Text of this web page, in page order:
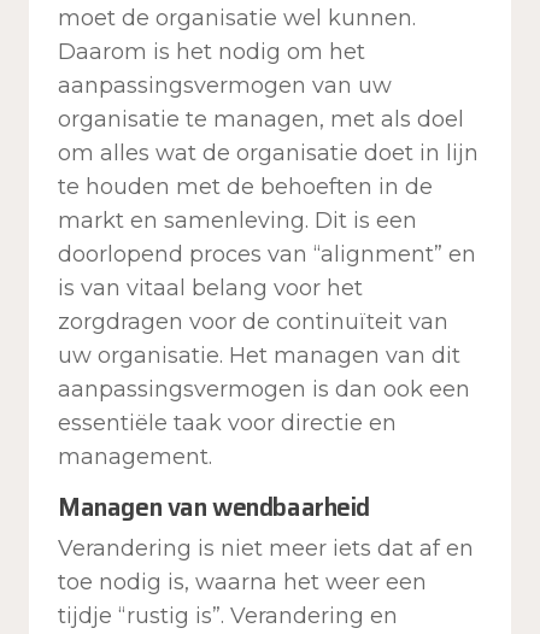
moet de organisatie wel kunnen.
Daarom is het nodig om het
aanpassingsvermogen van uw
organisatie te managen, met als doel
om alles wat de organisatie doet in lijn
te houden met de behoeften in de
markt en samenleving. Dit is een
doorlopend proces van “alignment” en
is van vitaal belang voor het
zorgdragen voor de continuïteit van
uw organisatie. Het managen van dit
aanpassingsvermogen is dan ook een
essentiële taak voor directie en
management.
Managen van wendbaarheid
Verandering is niet meer iets dat af en
toe nodig is, waarna het weer een
tijdje “rustig is”. Verandering en